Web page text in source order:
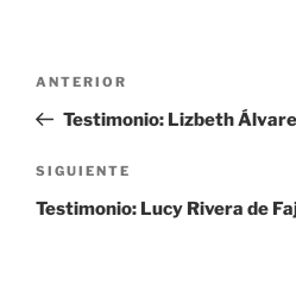
entradas
Entrada
anterior:
ANTERIOR
Testimonio: Lizbeth
Siguiente
entrada
SIGUIENTE
Testimonio: Lucy Rivera de